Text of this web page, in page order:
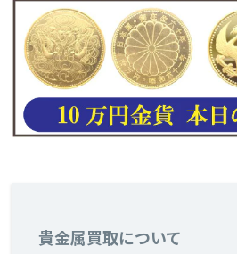
貴金属買取について